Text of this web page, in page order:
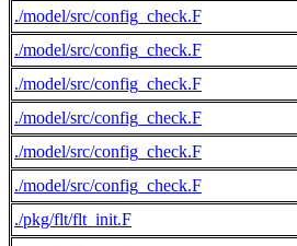
./model/src/config_check.F
./model/src/config_check.F
./model/src/config_check.F
./model/src/config_check.F
./model/src/config_check.F
./model/src/config_check.F
./pkg/flt/flt_init.F